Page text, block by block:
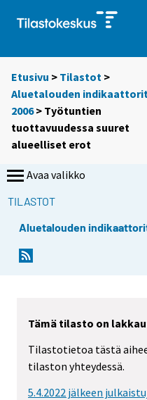
Etusivu > Tilastot >
Aluetalouden
2006> Työtuntien
tuottavuudessa suuret
alueelliset erot
Avaa valikko
TILASTOT
Aluetalouden
Tämä tilasto on
Tilastotietoa tästä
tilaston yhteydessä.
5.4.2022 jälkeen